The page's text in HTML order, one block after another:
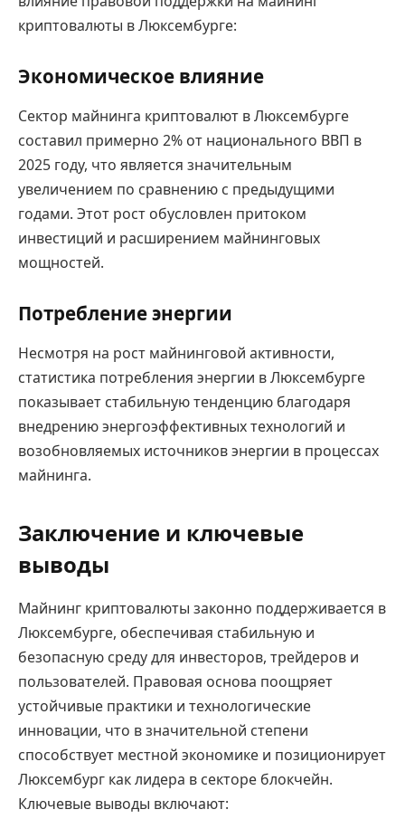
криптовалюты в Люксембурге:
Экономическое влияние
Сектор майнинга криптовалют в Люксембурге
составил примерно 2% от национального ВВП в
2025 году, что является значительным
увеличением по сравнению с предыдущими
годами. Этот рост обусловлен притоком
инвестиций и расширением майнинговых
мощностей.
Потребление энергии
Несмотря на рост майнинговой активности,
статистика потребления энергии в Люксембурге
показывает стабильную тенденцию благодаря
внедрению энергоэффективных технологий и
возобновляемых источников энергии в процессах
майнинга.
Заключение и ключевые
выводы
Майнинг криптовалюты законно поддерживается в
Люксембурге, обеспечивая стабильную и
безопасную среду для инвесторов, трейдеров и
пользователей. Правовая основа поощряет
устойчивые практики и технологические
инновации, что в значительной степени
способствует местной экономике и позиционирует
Люксембург как лидера в секторе блокчейн.
Ключевые выводы включают: